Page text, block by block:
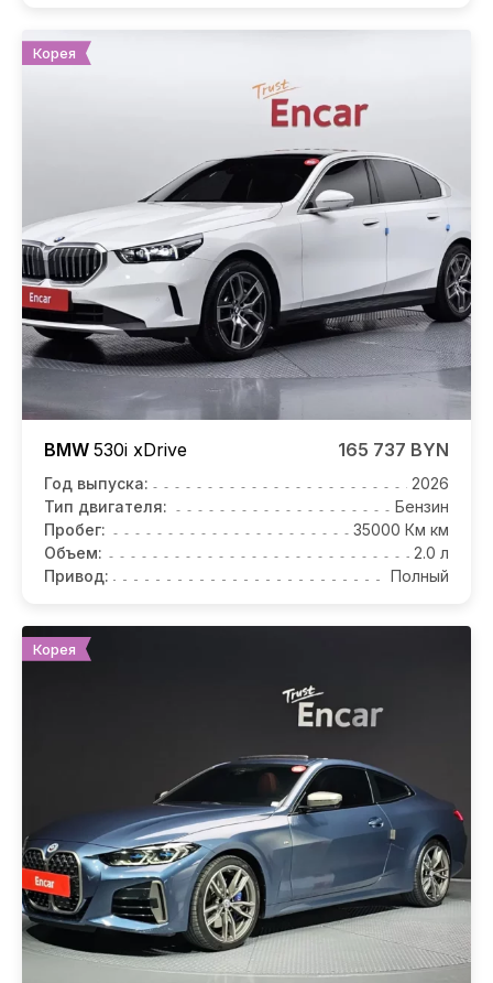
Корея
BMW 530i xDrive 165 737 BYN
Год выпуска:
2026
Тип двигателя:
Бензин
Пробег:
35000 Км км
Объем:
2.0 л
Привод:
Полный
Корея